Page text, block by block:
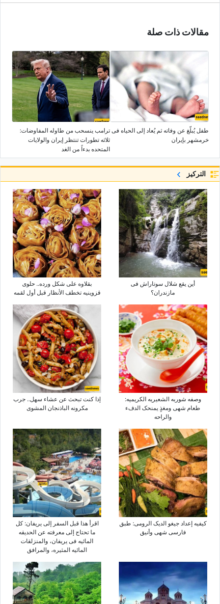
مقالات ذات صلة
طفل یُبلَّغ عن وفاته ثم یُعاد إلى الحیاه فی
خرمشهر بإیران
ترامب ینسحب من طاوله المفاوضات:
ثلاثه تطورات تنتظر إیران والولایات
المتحده بدءاً من الغد
التركيز
أین یقع شلال سوتاراش فی
مازندران؟
بقلاوه على شکل ورده.. حلوى
قزوینیه تخطف الأنظار قبل أول لقمه
وصفه شوربه الشعیریه الکریمیه:
طعام شهی ومغذٍ یمنحک الدفء
والراحه
إذا کنت تبحث عن عشاء سهل.. جرب
مکرونه الباذنجان المشوی
کیفیه إعداد جیغو الدیک الرومی: طبق
فارسی شهی وأنیق
اقرأ هذا قبل السفر إلى یریفان: کل
ما تحتاج إلى معرفته عن الحدیقه
المائیه فی یریفان، والمنزلقات
المائیه المثیره، والمرافق